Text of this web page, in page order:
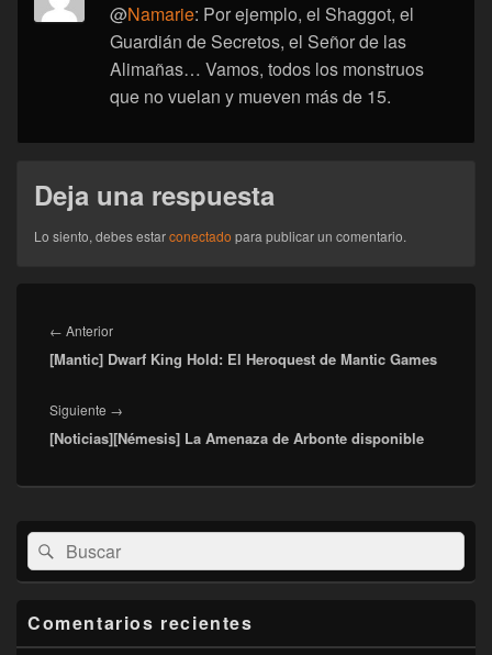
@Namarie: Por ejemplo, el Shaggot, el
Guardián de Secretos, el Señor de las
Alimañas… Vamos, todos los monstruos
que no vuelan y mueven más de 15.
Deja una respuesta
Lo siento, debes estarconectado para publicar un comentario.
de
entradas
← AnteriorEntrada
anterior:
[Mantic] Dwarf King Hold: El Heroquest de Mantic Games
Siguiente →
siguiente:
[Noticias][Némesis] La Amenaza de Arbonte disponible
El
área
de
widget
lateral
primaria
Buscar
por:
Buscar
Comentarios recientes